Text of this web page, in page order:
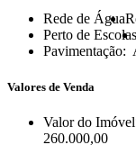
Rede de Água
Perto de Escolas
Pavimentação:
Valores de Venda
Valor do Imóvel
260.000,00